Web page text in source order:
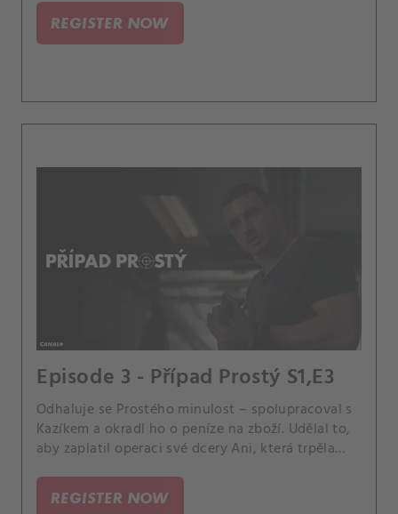
REGISTER NOW
Episode 3 - Případ Prostý S1,E3
Odhaluje se Prostého minulost – spolupracoval s
Kazíkem a okradl ho o peníze na zboží. Udělal to,
aby zaplatil operaci své dcery Ani, která trpěla
REGISTER NOW